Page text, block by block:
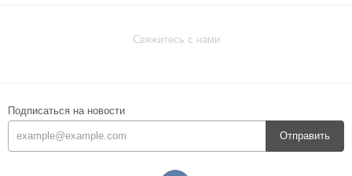
Свяжитесь с нами
Подписаться на новости
Отправить